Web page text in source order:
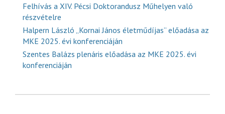
Felhívás a XIV. Pécsi Doktorandusz Műhelyen való
részvételre
Halpern László „Kornai János életműdíjas” előadása az
MKE 2025. évi konferenciáján
Szentes Balázs plenáris előadása az MKE 2025. évi
konferenciáján